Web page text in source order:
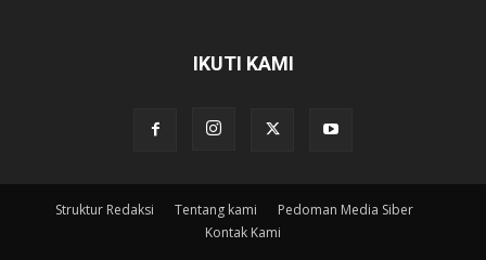
IKUTI KAMI
Struktur Redaksi Tentang kami
Pedoman Media Siber
Kontak Kami